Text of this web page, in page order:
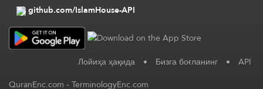
github.com/IslamHouse-API
Лойиҳа ҳақида • Бизга боғланинг • API
QuranEnc.com-TerminologyEnc.com